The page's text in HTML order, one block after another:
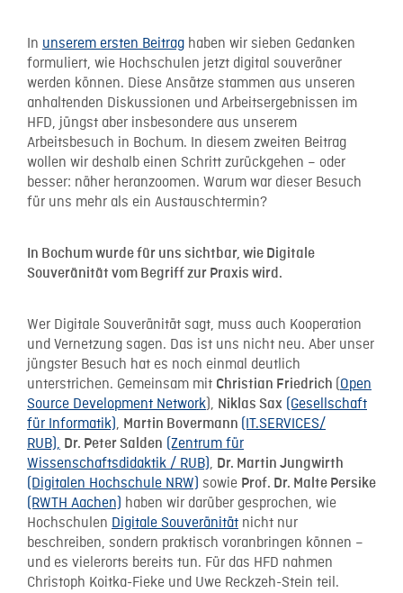
In unserem ersten Beitrag haben wir sieben Gedanken
formuliert, wie Hochschulen jetzt digital souveräner
werden können. Diese Ansätze stammen aus unseren
anhaltenden Diskussionen und Arbeitsergebnissen im
HFD, jüngst aber insbesondere aus unserem
Arbeitsbesuch in Bochum. In diesem zweiten Beitrag
wollen wir deshalb einen Schritt zurückgehen – oder
besser: näher heranzoomen. Warum war dieser Besuch
für uns mehr als ein Austauschtermin?
In Bochum wurde für uns sichtbar, wie Digitale
Souveränität vom Begriff zur Praxis wird.
Wer Digitale Souveränität sagt, muss auch Kooperation
und Vernetzung sagen. Das ist uns nicht neu. Aber unser
jüngster Besuch hat es noch einmal deutlich
unterstrichen. Gemeinsam mit Christian Friedrich (Open
Source Development Network), Niklas Sax (Gesellschaft
für Informatik), Martin Bovermann (IT.SERVICES/
RUB), Dr. Peter Salden (Zentrum für
Wissenschaftsdidaktik / RUB), Dr. Martin Jungwirth
(Digitalen Hochschule NRW) sowie Prof. Dr. Malte Persike
(RWTH Aachen) haben wir darüber gesprochen, wie
Hochschulen Digitale Souveränität nicht nur
beschreiben, sondern praktisch voranbringen können –
und es vielerorts bereits tun. Für das HFD nahmen
Christoph Koitka-Fieke und Uwe Reckzeh-Stein teil.